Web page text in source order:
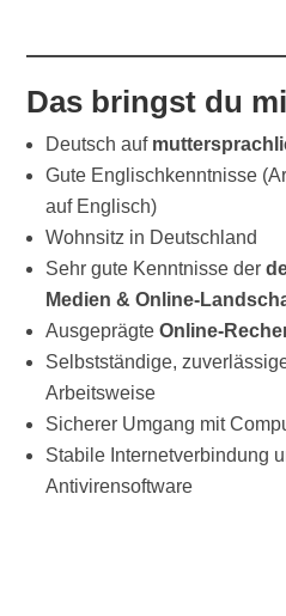
Das bringst du
Deutsch auf
Gute Englischkenntnisse
auf Englisch)
Wohnsitz in Deutschland
Sehr gute Kenntnisse der
Medien & Online-
AusgeprägteOnline-
Selbstständige,
Arbeitsweise
Sicherer Umgang mit
Stabile Internetverbindung
Antivirensoftware